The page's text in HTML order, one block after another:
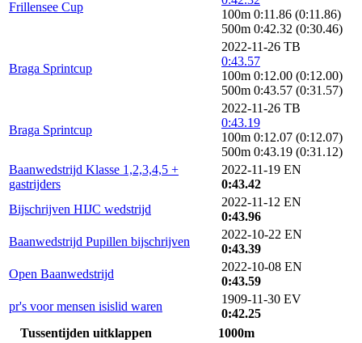
Frillensee Cup
100m 0:11.86 (0:11.86)
500m 0:42.32 (0:30.46)
Braga Sprintcup
2022-11-26 TB
0:43.57
100m 0:12.00 (0:12.00)
500m 0:43.57 (0:31.57)
Braga Sprintcup
2022-11-26 TB
0:43.19
100m 0:12.07 (0:12.07)
500m 0:43.19 (0:31.12)
Baanwedstrijd Klasse 1,2,3,4,5 +
gastrijders
2022-11-19 EN
0:43.42
Bijschrijven HIJC wedstrijd
2022-11-12 EN
0:43.96
Baanwedstrijd Pupillen bijschrijven
2022-10-22 EN
0:43.39
Open Baanwedstrijd
2022-10-08 EN
0:43.59
pr's voor mensen isislid waren
1909-11-30 EV
0:42.25
Tussentijden uitklappen
1000m